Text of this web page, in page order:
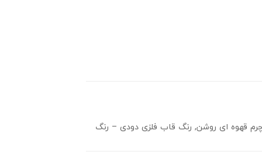
قهوه ای روشن, رنگ قاب فلزی دودی – رنگ